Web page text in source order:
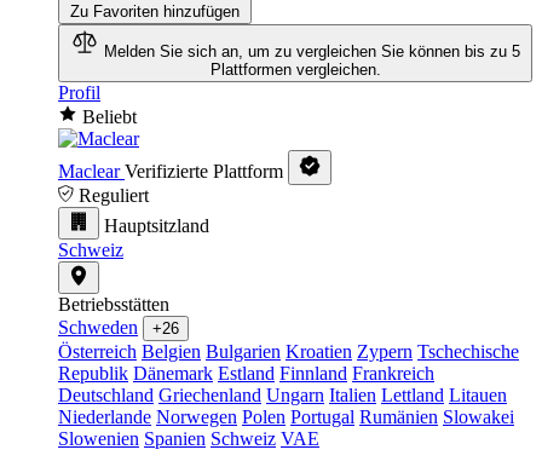
Zu Favoriten hinzufügen
Melden Sie sich an, um zu vergleichen Sie können bis zu 5
Plattformen vergleichen.
Profil
Beliebt
Maclear Verifizierte Plattform
Reguliert
Hauptsitzland
Schweiz
Betriebsstätten
Schweden
+26
Österreich Belgien Bulgarien Kroatien Zypern Tschechische
Republik Dänemark Estland Finnland Frankreich
Deutschland Griechenland Ungarn Italien Lettland Litauen
Niederlande Norwegen Polen Portugal Rumänien Slowakei
Slowenien Spanien Schweiz VAE